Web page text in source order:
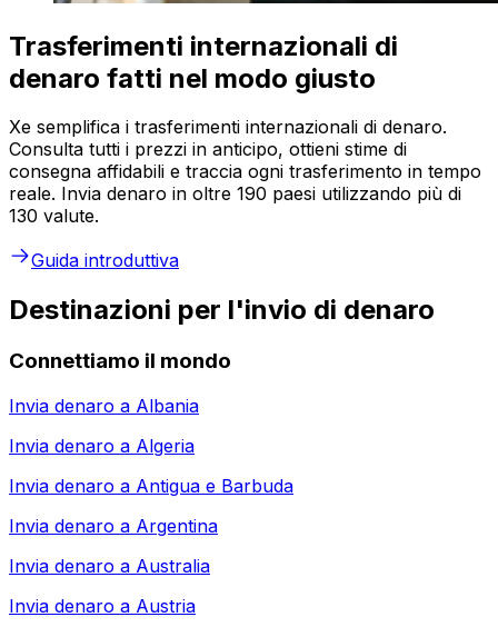
Trasferimenti internazionali di
denaro fatti nel modo giusto
Xe semplifica i trasferimenti internazionali di denaro.
Consulta tutti i prezzi in anticipo, ottieni stime di
consegna affidabili e traccia ogni trasferimento in tempo
reale. Invia denaro in oltre 190 paesi utilizzando più di
130 valute.
Guida introduttiva
Destinazioni per l'invio di denaro
Connettiamo il mondo
Invia denaro a Albania
Invia denaro a Algeria
Invia denaro a Antigua e Barbuda
Invia denaro a Argentina
Invia denaro a Australia
Invia denaro a Austria